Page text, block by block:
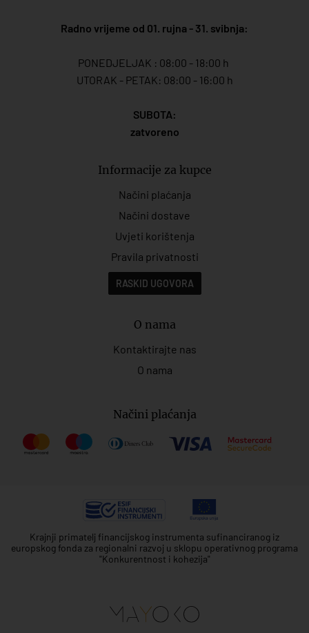
Radno vrijeme od 01. rujna - 31. svibnja:
PONEDJELJAK : 08:00 - 18:00 h
UTORAK - PETAK: 08:00 - 16:00 h
SUBOTA:
zatvoreno
Informacije za kupce
Načini plaćanja
Načini dostave
Uvjeti korištenja
Pravila privatnosti
RASKID UGOVORA
O nama
Kontaktirajte nas
O nama
Načini plaćanja
Krajnji primatelj financijskog instrumenta sufinanciranog iz
europskog fonda za regionalni razvoj u sklopu operativnog programa
"Konkurentnost i kohezija"